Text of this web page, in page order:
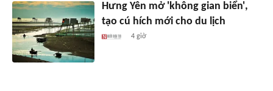
Hưng Yên mở 'không gian biển',
tạo cú hích mới cho du lịch
4 giờ